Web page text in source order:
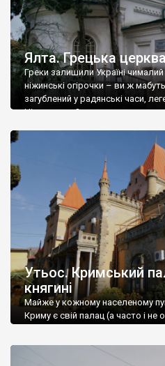
Ялта. Грецька
Греки залишили Україні
ніжинські огірочки – ви ж
загублений у радянські часи,
Ніжин греки?
Утьос. Кримський
княгині
Майже у кожному населеному
Криму є свій палац (а часто і не